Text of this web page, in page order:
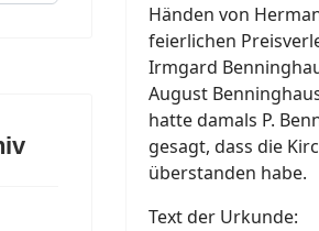
Händen von
feierlichen
Irmgard
August
hatte damals P.
gesagt, dass die
überstanden habe.
Text der Urkunde: